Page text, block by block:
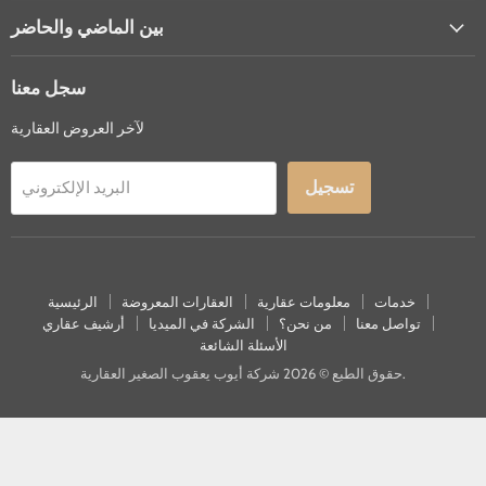
بين الماضي والحاضر
سجل معنا
لآخر العروض العقارية
البريد الإلكتروني تسجيل
الرئيسية العقارات المعروضة معلومات عقارية
خدمات
أرشيف عقاري
الشركة في الميديا من نحن؟
تواصل معنا
الأسئلة الشائعة
حقوق الطبع © 2026 شركة أيوب يعقوب الصغير العقارية.